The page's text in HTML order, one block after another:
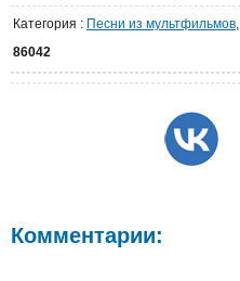
Категория : Песни из мультфильмов,
86042
Комментарии: